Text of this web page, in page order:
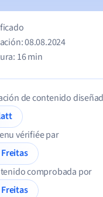
08.08.2024
16 min
de contenido
vérifiée par
comprobada por